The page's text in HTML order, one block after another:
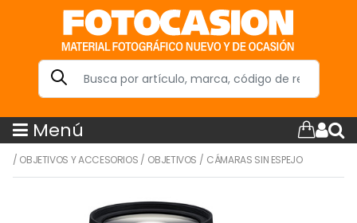
Menú
/ OBJETIVOS Y ACCESORIOS / OBJETIVOS / CÁMARAS SIN ESPEJO